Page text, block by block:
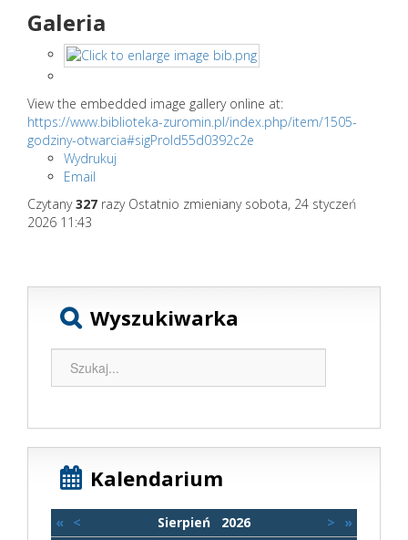
Galeria
View the embedded image gallery online at:
https://www.biblioteka-zuromin.pl/index.php/item/1505-
godziny-otwarcia#sigProId55d0392c2e
Wydrukuj
Email
Czytany327 razy Ostatnio zmieniany sobota, 24 styczeń
2026 11:43
Wyszukiwarka
Kalendarium
« < Sierpień 2026 > »